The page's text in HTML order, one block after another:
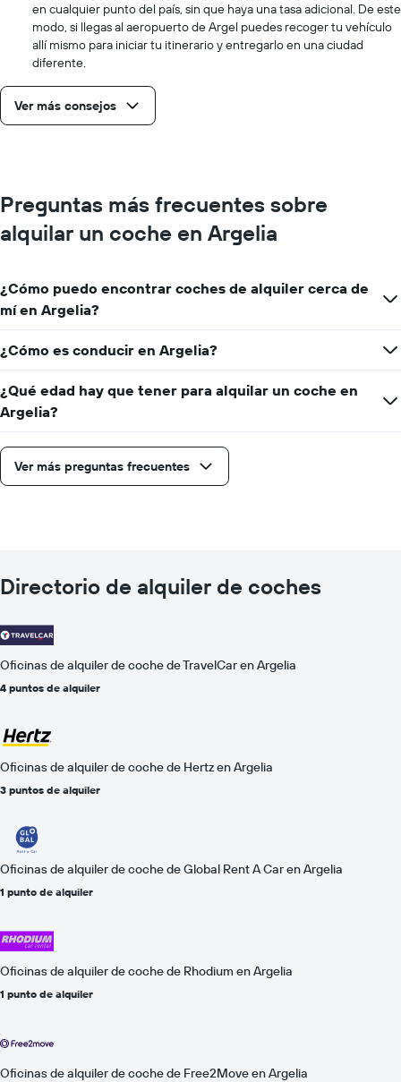
muestra
precio
barato
de
alquiler
compañías
mostradas
en cualquier punto del país, sin que haya una tasa adicional. De este
modo, si llegas al aeropuerto de Argel puedes recoger tu vehículo
allí mismo para iniciar tu itinerario y entregarlo en una ciudad
diferente.
Ver más consejos
Preguntas más frecuentes sobre
alquilar un coche en Argelia
¿Cómo puedo encontrar coches de alquiler cerca de
mí en Argelia?
¿Cómo es conducir en Argelia?
¿Qué edad hay que tener para alquilar un coche en
Argelia?
Ver más preguntas frecuentes
Directorio de alquiler de coches
Oficinas de alquiler de coche de TravelCar en Argelia
4 puntos de alquiler
Oficinas de alquiler de coche de Hertz en Argelia
3 puntos de alquiler
Oficinas de alquiler de coche de Global Rent A Car en Argelia
1 punto de alquiler
Oficinas de alquiler de coche de Rhodium en Argelia
1 punto de alquiler
Oficinas de alquiler de coche de Free2Move en Argelia